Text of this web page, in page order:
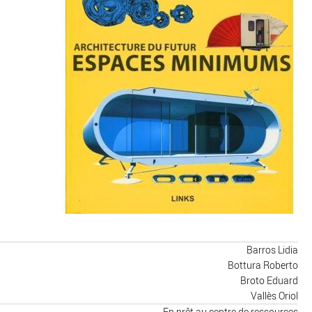
Barros Lidia
Bottura Roberto
Broto Eduard
Vallès Oriol